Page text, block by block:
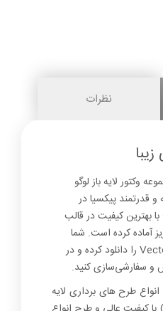
نظرات
وکتور لایه باز لوگو
قدرتمند پیکسیا در
بهترین کیفیت در قالب
آماده کرده است. شما
می‌تواید فایل‌های Vector logo را دانلود کرده و در
و سفارشی‌سازی کنید.
طرح های برداری لایه